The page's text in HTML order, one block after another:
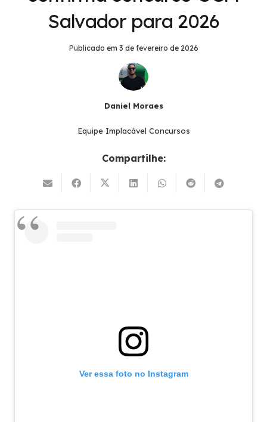
Salvador para 2026
Publicado em 3 de fevereiro de 2026
Daniel Moraes
Equipe Implacável Concursos
Compartilhe:
Ver essa foto no Instagram